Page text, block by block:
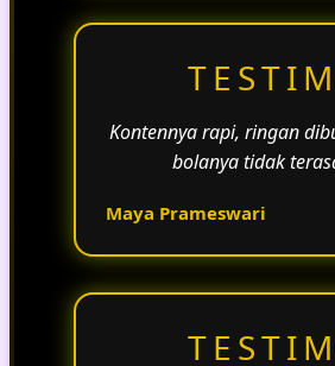
Kontennya rapi, ringan
bolanya tidak
Maya Prameswari